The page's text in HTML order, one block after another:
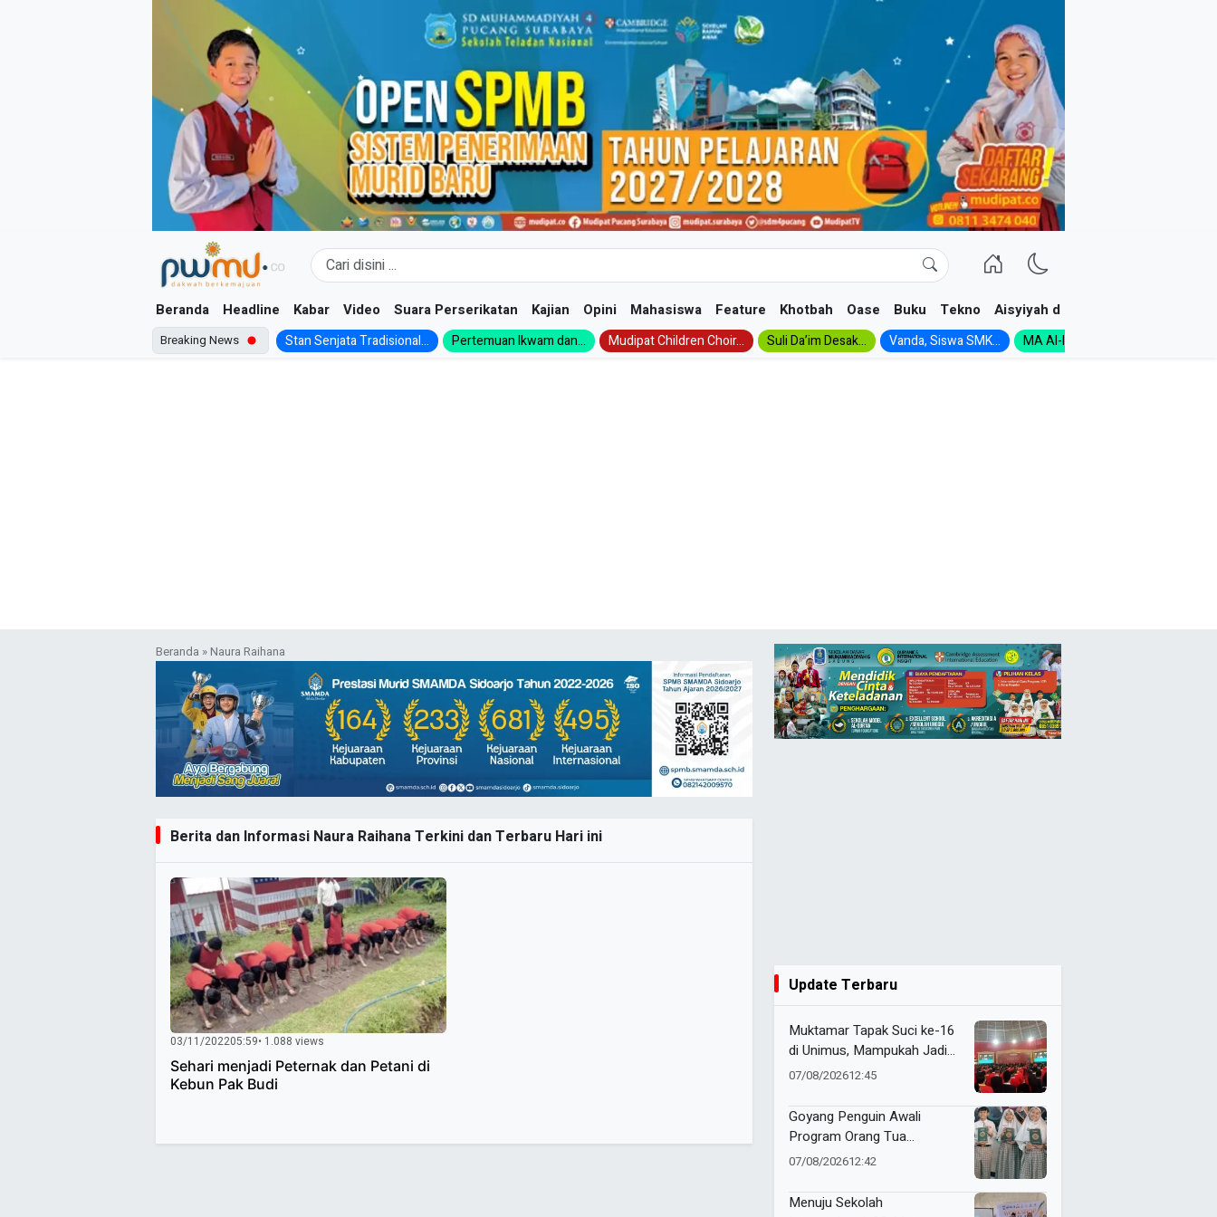
Beranda Headline Kabar Video Suara Perserikatan Kajian Opini Mahasiswa Feature Khotbah Oase Buku Tekno Aisyiyah dan NA
Breaking News Stan Senjata Tradisional... Pertemuan Ikwam dan... Mudipat Children Choir... Suli Da’im Desak... Vanda, Siswa SMK... MA Al-Ishlah Gelar...
Beranda »Naura Raihana
Berita dan Informasi Naura Raihana Terkini dan Terbaru Hari ini
03/11/202205:59• 1.088 views
Sehari menjadi Peternak dan Petani di
Kebun Pak Budi
Update Terbaru
Muktamar Tapak Suci ke-16
di Unimus, Mampukah Jadi
Titik Balik Transformasi
07/08/202612:45
Goyang Penguin Awali
Program Orang Tua
Mengajar di SD Musix, Siswa
Allah
07/08/202612:42
Menuju Sekolah